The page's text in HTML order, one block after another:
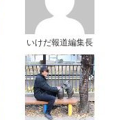
いけだ報道編集長